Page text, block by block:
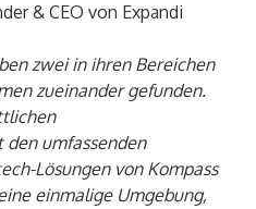
& CEO von Expandi
zwei in ihren Bereichen
zueinander gefunden.
umfassenden
Lösungen von Kompass
einmalige Umgebung,